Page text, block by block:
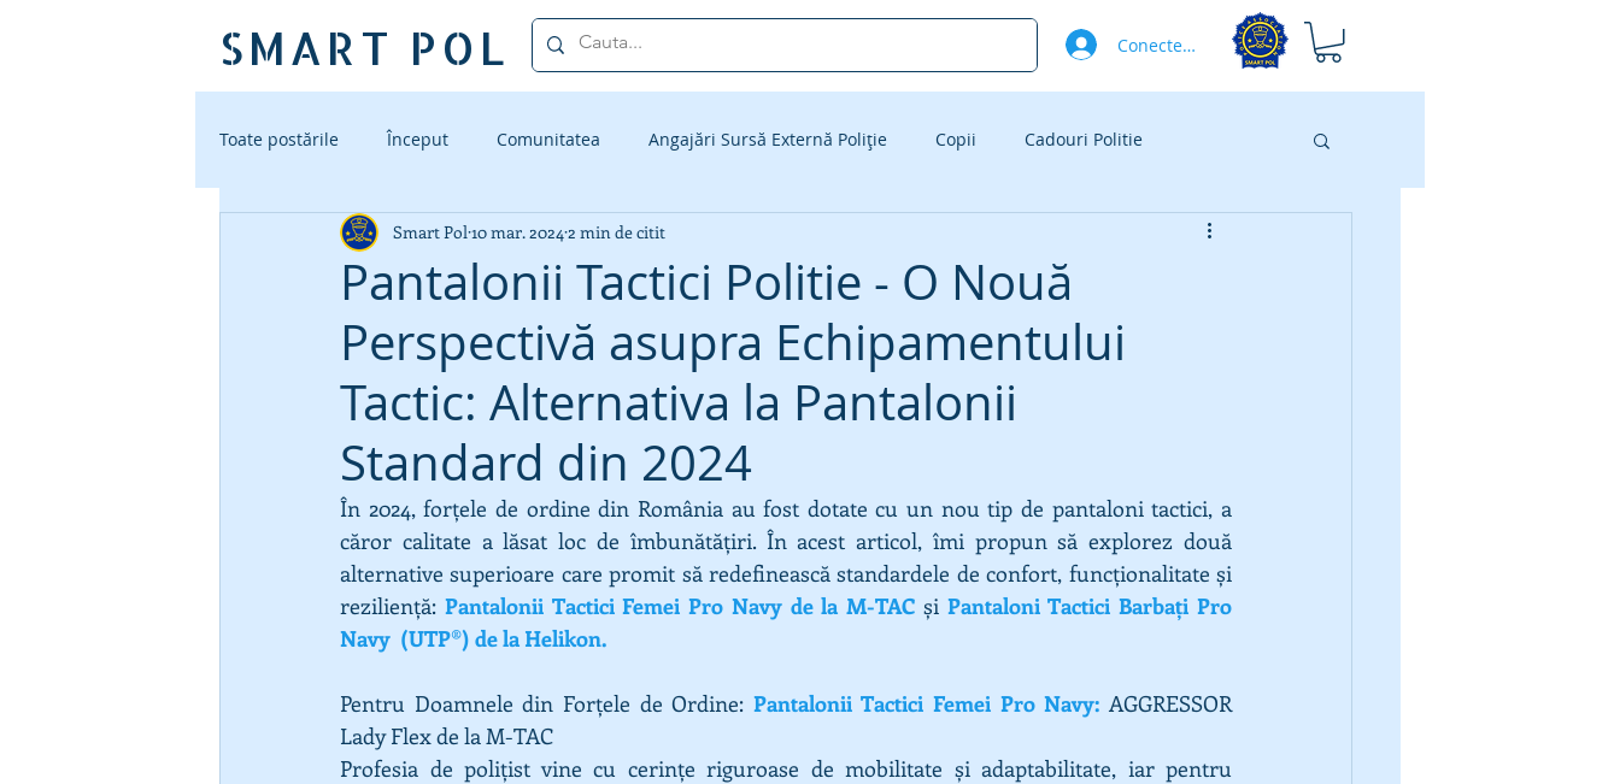
SMART POL Conectează-te
Toate postările Început Comunitatea Angajări Sursă Externă Poliție Copii Cadouri Politie
Accesorii Tactice Noua Uniforma Admitere Politie
Pantalonii Tactici Politie - O Nouă
Perspectivă asupra Echipamentului
Tactic: Alternativa la Pantalonii
Standard din 2024
Smart Pol10 mar. 20242 min de citit
În 2024, forțele de ordine din România au fost dotate cu un nou tip de pantaloni tactici, a
căror calitate a lăsat loc de îmbunătățiri. În acest articol, îmi propun să explorez două
alternative superioare care promit să redefinească standardele de confort, funcționalitate și
reziliență: Pantalonii Tactici Femei Pro Navy de la M-TAC și Pantaloni Tactici Barbați Pro
Navy  (UTP®) de la Helikon.
Pentru Doamnele din Forțele de Ordine: Pantalonii Tactici Femei Pro Navy: AGGRESSOR
Lady Flex de la M-TAC
Profesia de polițist vine cu cerințe riguroase de mobilitate și adaptabilitate, iar pentru